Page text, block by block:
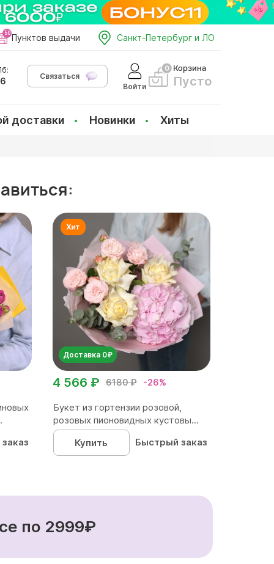
Пунктов выдачи Санкт-Петербург и ЛО
Связаться
Войти
Корзина
Пусто
доставки Новинки Хиты
Доставка 0₽
6180 ₽ -26%
4 566 ₽
Букет из гортензии розовой,
розовых пионовидных кустовы...
Купить
Быстрый заказ
по 2999₽